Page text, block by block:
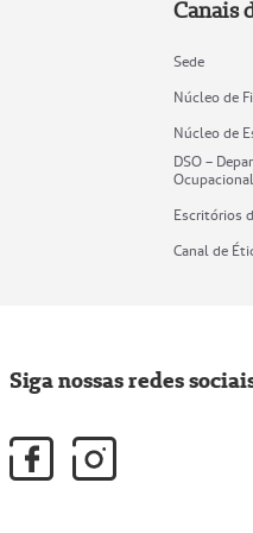
Canais
Sede
Núcleo de
Núcleo de
DSO –
Ocupacional
Escritórios
Canal de
Siga nossas redes